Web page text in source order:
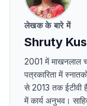
लेखक के बारे में
Shruty
2001 में माखनलाल
पत्रकारिता में
से 2013 तक ईटीवी
में कार्य अनुभव।